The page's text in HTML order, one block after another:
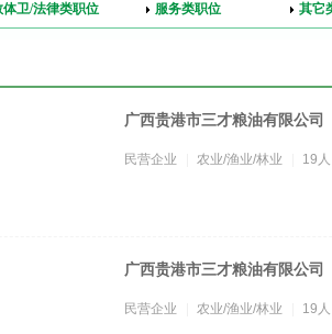
体卫/法律类职位 服务类职位 其它
广西贵港市三才粮油有限公司
民营企业 农业/渔业/林业 19人
广西贵港市三才粮油有限公司
民营企业 农业/渔业/林业 19人